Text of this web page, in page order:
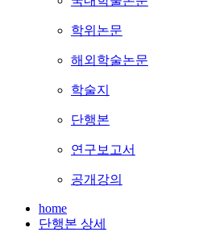
학위논문
해외학술논문
학술지
단행본
연구보고서
공개강의
home
단행본 상세